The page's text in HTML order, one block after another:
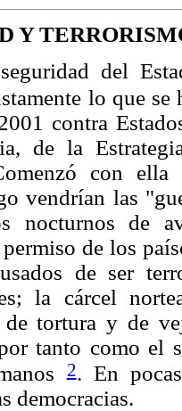
Y
del
lo que
contra
de la
con ella
vendrían las
nocturnos de
de los
de ser
la cárcel
de tortura y de
tanto como el
2. En
democracias.